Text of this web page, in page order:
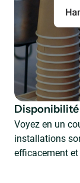
Disponibilité
Voyez en un
installations
efficacement